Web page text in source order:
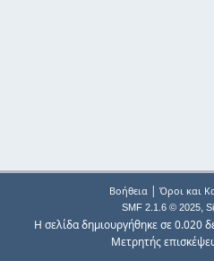
Βοήθεια| Όροι και
SMF 2.1.6 © 2025,
Η σελίδα δημιουργήθηκε σε 0.020
Μετρητής